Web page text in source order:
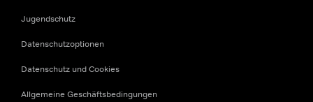
Jugendschutz
Datenschutzoptionen
Datenschutz und Cookies
Allgemeine Geschäftsbedingungen